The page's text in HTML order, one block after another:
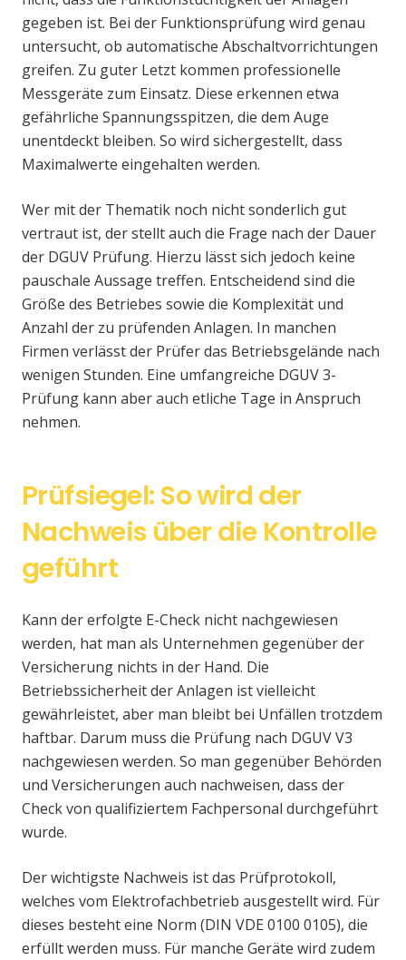
gegeben ist. Bei der Funktionsprüfung wird genau
untersucht, ob automatische Abschaltvorrichtungen
greifen. Zu guter Letzt kommen professionelle
Messgeräte zum Einsatz. Diese erkennen etwa
gefährliche Spannungsspitzen, die dem Auge
unentdeckt bleiben. So wird sichergestellt, dass
Maximalwerte eingehalten werden.
Wer mit der Thematik noch nicht sonderlich gut
vertraut ist, der stellt auch die Frage nach der Dauer
der DGUV Prüfung. Hierzu lässt sich jedoch keine
pauschale Aussage treffen. Entscheidend sind die
Größe des Betriebes sowie die Komplexität und
Anzahl der zu prüfenden Anlagen. In manchen
Firmen verlässt der Prüfer das Betriebsgelände nach
wenigen Stunden. Eine umfangreiche DGUV 3-
Prüfung kann aber auch etliche Tage in Anspruch
nehmen.
Prüfsiegel: So wird der
Nachweis über die Kontrolle
geführt
Kann der erfolgte E-Check nicht nachgewiesen
werden, hat man als Unternehmen gegenüber der
Versicherung nichts in der Hand. Die
Betriebssicherheit der Anlagen ist vielleicht
gewährleistet, aber man bleibt bei Unfällen trotzdem
haftbar. Darum muss die Prüfung nach DGUV V3
nachgewiesen werden. So man gegenüber Behörden
und Versicherungen auch nachweisen, dass der
Check von qualifiziertem Fachpersonal durchgeführt
wurde.
Der wichtigste Nachweis ist das Prüfprotokoll,
welches vom Elektrofachbetrieb ausgestellt wird. Für
dieses besteht eine Norm (DIN VDE 0100 0105), die
erfüllt werden muss. Für manche Geräte wird zudem